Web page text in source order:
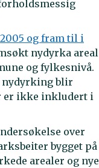
og fram til i
nydyrka areal
og fylkesnivå.
nydyrking blir
er ikke inkludert i
over
bygget på
arealer og nye